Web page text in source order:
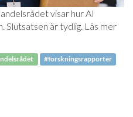
visar hur AI
Slutsatsen är tydlig. Läs mer
#forskningsrapporter